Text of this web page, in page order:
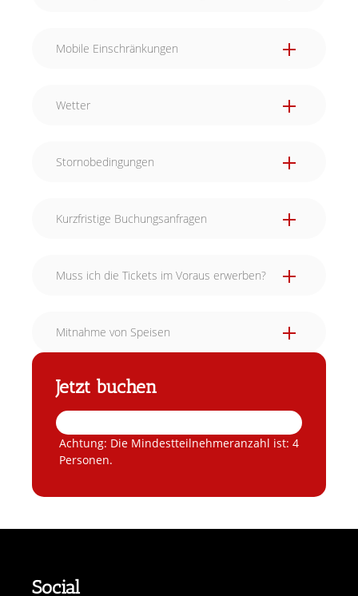
Mobile Einschränkungen
Wetter
Stornobedingungen
Kurzfristige Buchungsanfragen
Muss ich die Tickets im Voraus erwerben?
Mitnahme von Speisen
Jetzt buchen
Achtung: Die Mindestteilnehmeranzahl ist: 4
Personen.
Social